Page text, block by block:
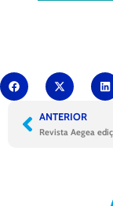
ANTERIOR
Revista Aegea